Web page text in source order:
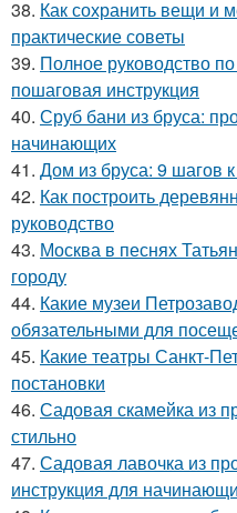
38. Как сохранить вещи и
практические советы
39. Полное руководство
пошаговая инструкция
40. Сруб бани из бруса:
начинающих
41. Дом из бруса: 9 шагов
42. Как построить
руководство
43. Москва в песнях
городу
44. Какие музеи
обязательными для
45. Какие театры Санкт-
постановки
46. Садовая скамейка из
стильно
47. Садовая лавочка из
инструкция для